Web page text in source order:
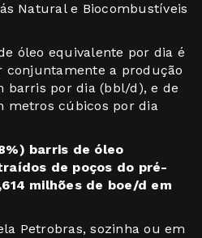
Natural e Biocombustíveis
óleo equivalente por dia é
conjuntamente a produção
barris por dia (bbl/d), e de
metros cúbicos por dia
barris de óleo
de poços do pré-
milhões de boe/d em
Petrobras, sozinha ou em